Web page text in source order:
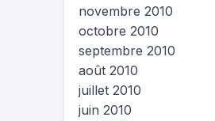
novembre 2010
octobre 2010
septembre 2010
août 2010
juillet 2010
juin 2010